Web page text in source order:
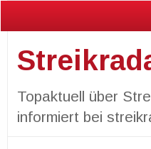
Topaktuell über
informiert bei